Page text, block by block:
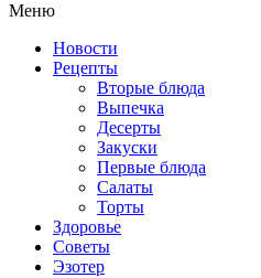
Меню
Новости
Рецепты
Вторые блюда
Выпечка
Десерты
Закуски
Первые блюда
Салаты
Торты
Здоровье
Советы
Эзотер